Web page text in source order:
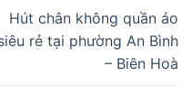
Hút chân không quần áo
rẻ tại phường An Bình
– Biên Hoà